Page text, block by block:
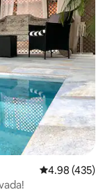
Calificación
4.98 (435)